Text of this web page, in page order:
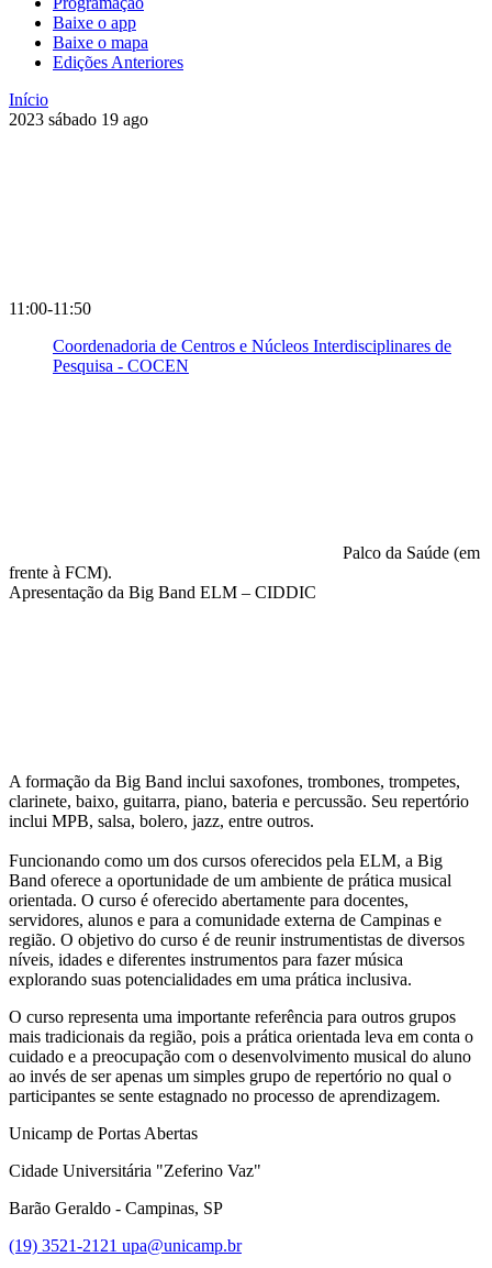
Baixe o app
Baixe o mapa
Edições Anteriores
Início
2023 sábado 19 ago
11:00-11:50
Coordenadoria de Centros e Núcleos Interdisciplinares de
Pesquisa - COCEN
Palco da Saúde (em
frente à FCM).
Apresentação da Big Band ELM – CIDDIC
A formação da Big Band inclui saxofones, trombones, trompetes,
clarinete, baixo, guitarra, piano, bateria e percussão. Seu repertório
inclui MPB, salsa, bolero, jazz, entre outros.
Funcionando como um dos cursos oferecidos pela ELM, a Big
Band oferece a oportunidade de um ambiente de prática musical
orientada. O curso é oferecido abertamente para docentes,
servidores, alunos e para a comunidade externa de Campinas e
região. O objetivo do curso é de reunir instrumentistas de diversos
níveis, idades e diferentes instrumentos para fazer música
explorando suas potencialidades em uma prática inclusiva.
O curso representa uma importante referência para outros grupos
mais tradicionais da região, pois a prática orientada leva em conta o
cuidado e a preocupação com o desenvolvimento musical do aluno
ao invés de ser apenas um simples grupo de repertório no qual o
participantes se sente estagnado no processo de aprendizagem.
Unicamp de Portas Abertas
Cidade Universitária "Zeferino Vaz"
Barão Geraldo - Campinas, SP
(19) 3521-2121 upa@unicamp.br